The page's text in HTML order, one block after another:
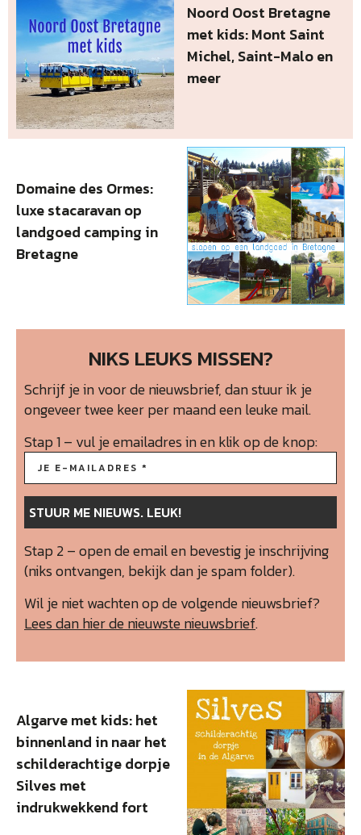
Noord Oost Bretagne
met kids: Mont Saint
Michel, Saint-Malo en
meer
Domaine des Ormes:
luxe stacaravan op
landgoed camping in
Bretagne
NIKS LEUKS MISSEN?
Schrijf je in voor de nieuwsbrief, dan stuur ik je
ongeveer twee keer per maand een leuke mail.
Stap 1 – vul je emailadres in en klik op de knop:
Stap 2 – open de email en bevestig je inschrijving
(niks ontvangen, bekijk dan je spam folder).
Wil je niet wachten op de volgende nieuwsbrief?
Lees dan hier de nieuwste nieuwsbrief.
Algarve met kids: het
binnenland in naar het
schilderachtige dorpje
Silves met
indrukwekkend fort